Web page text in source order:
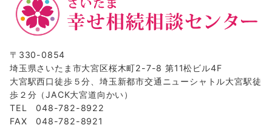
〒330-0854
埼玉県さいたま市大宮区桜木町2-7-8 第11松ビル4F
大宮駅西口徒歩５分、埼玉新都市交通ニューシャトル大宮駅徒
歩２分（JACK大宮道向かい）
TEL 048-782-8922
FAX 048-782-8921